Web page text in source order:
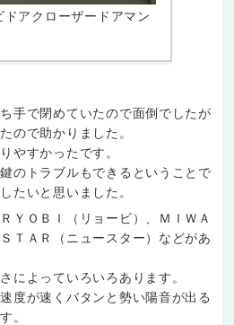
ドアクローザードアマン
手で閉めていたので面倒でしたが
ので助かりました。
やすかったです。
のトラブルもできるということで
たいと思いました。
ＹＯＢＩ（リョービ）、ＭＩＷＡ
ＴＡＲ（ニュースター）などがあ
によっていろいろあります。
度が速くバタンと勢い陽音が出る
。